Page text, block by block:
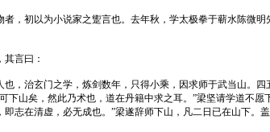
，初以为小说家之躗言也。去年秋，学太极拳于蕲水陈
言曰：
，治玄门之学，炼剑数年，只得小乘，因求师于武当山
下山矣，然此乃术也，道在丹籍中求之耳。”梁坚请学道不
志在清虚，必无成也。”梁遂辞师下山，凡二日已在山下